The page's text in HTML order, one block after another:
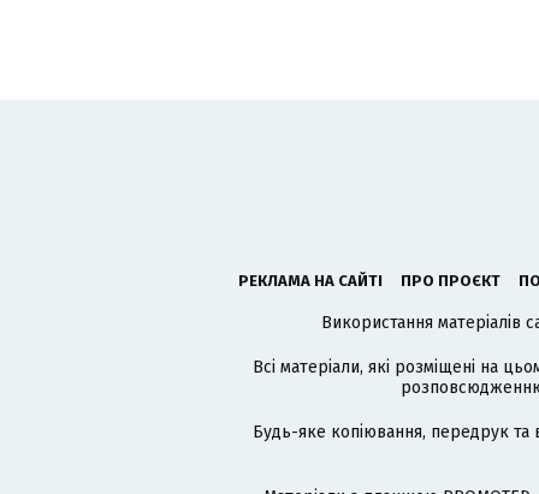
РЕКЛАМА НА САЙТІ ПРО ПРОЄКТ
Використання матеріалів
Всі матеріали, які розміщені на
розповсюдженню
Будь-яке копіювання, передрук та